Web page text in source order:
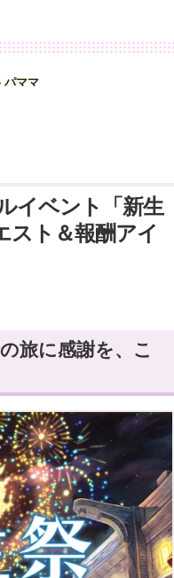
パママ
イベント「新生
スト＆報酬アイ
旅に感謝を、こ